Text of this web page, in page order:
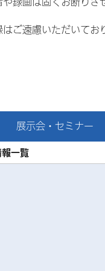
ご遠慮いただいてお
展示会・セミナー
一覧